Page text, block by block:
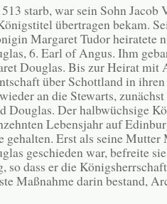
starb, war sein Sohn Jacob
übertragen bekam.
Margaret Tudor heiratete
6. Earl of Angus. Ihm
Douglas. Bis zur Heirat mit
über Schottland in
an die Stewarts,
Douglas. Der halbwüchsige
Lebensjahr auf
gehalten. Erst als seine Mutter
geschieden war, befreite
so dass er die
Maßnahme darin bestand,